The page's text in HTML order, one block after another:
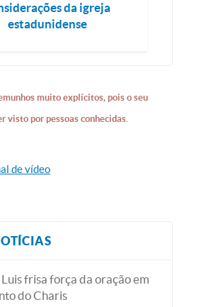
da igreja
estadunidense
muito explícitos, pois o seu
visto por pessoas conhecidas.
de vídeo
frisa força da oração em
do Charis